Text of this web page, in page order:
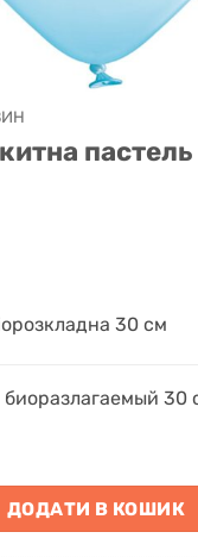
30 см
30
30 см кількість
ДОДАТИ В КОШИК